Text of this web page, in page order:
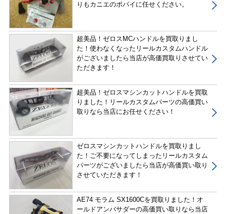
りもカニエのポパイに任せください。
超美品！ゼロスMCハンドルを買取りまし
た！使わなくなったリールカスタムハンドル
がございましたら当店が高価買取りさせてい
ただきます！
超美品！ゼロスマシンカットハンドルを買取
りました！リールカスタムパーツの高価買い
取りなら当店にお任せください！
ゼロスマシンカットハンドルを買取りまし
た！ご不要になってしまったリールカスタム
パーツがございましたら当店が高価買い取り
させていただきます！
AE74 モラム SX1600Cを買取りました！オ
ールドアンバサダーの高価買い取りなら当店